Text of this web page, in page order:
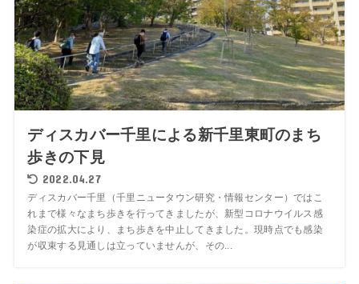
ディスカバー千里による新千里東町のまち
歩きの下見
2022.04.27
ディスカバー千里（千里ニュータウン研究・情報センター）ではこ
れまで様々なまち歩きを行ってきましたが、新型コロナウイルス感
染症の拡大により、まち歩きを中止してきました。現時点でも感染
が収束する見通しは立っていませんが、その...